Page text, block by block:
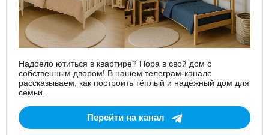
Надоело ютиться в квартире? Пора в свой дом с
собственным двором! В нашем телеграм-канале
рассказываем, как построить тёплый и надёжный дом для
семьи.
Перейти на канал